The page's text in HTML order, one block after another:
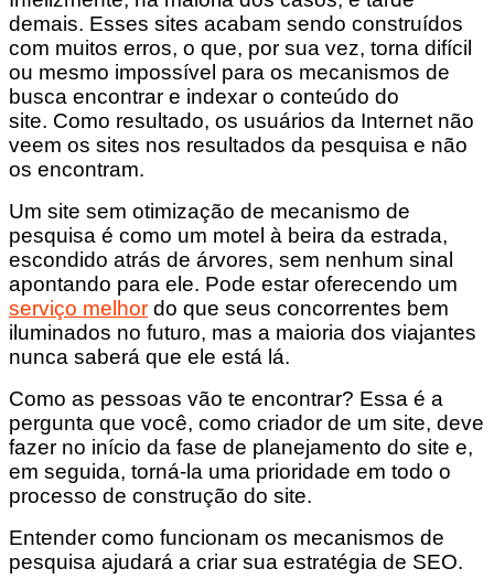
demais. Esses sites acabam sendo construídos
com muitos erros, o que, por sua vez, torna difícil
ou mesmo impossível para os mecanismos de
busca encontrar e indexar o conteúdo do
site. Como resultado, os usuários da Internet não
veem os sites nos resultados da pesquisa e não
os encontram.
Um site sem otimização de mecanismo de
pesquisa é como um motel à beira da estrada,
escondido atrás de árvores, sem nenhum sinal
apontando para ele. Pode estar oferecendo um
serviço melhor do que seus concorrentes bem
iluminados no futuro, mas a maioria dos viajantes
nunca saberá que ele está lá.
Como as pessoas vão te encontrar? Essa é a
pergunta que você, como criador de um site, deve
fazer no início da fase de planejamento do site e,
em seguida, torná-la uma prioridade em todo o
processo de construção do site.
Entender como funcionam os mecanismos de
pesquisa ajudará a criar sua estratégia de SEO.